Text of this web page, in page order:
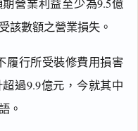
營業利益至少為9.5億
該數額之營業損失。
行所受裝修費用損害
過9.9億元，今就其中
。